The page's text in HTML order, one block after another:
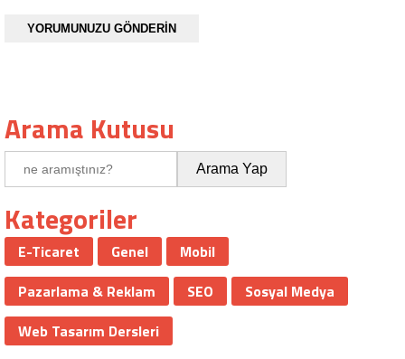
YORUMUNUZU GÖNDERİN
Arama Kutusu
Kategoriler
E-Ticaret Genel
Mobil
Pazarlama & Reklam
SEO
Sosyal Medya
Web Tasarım Dersleri